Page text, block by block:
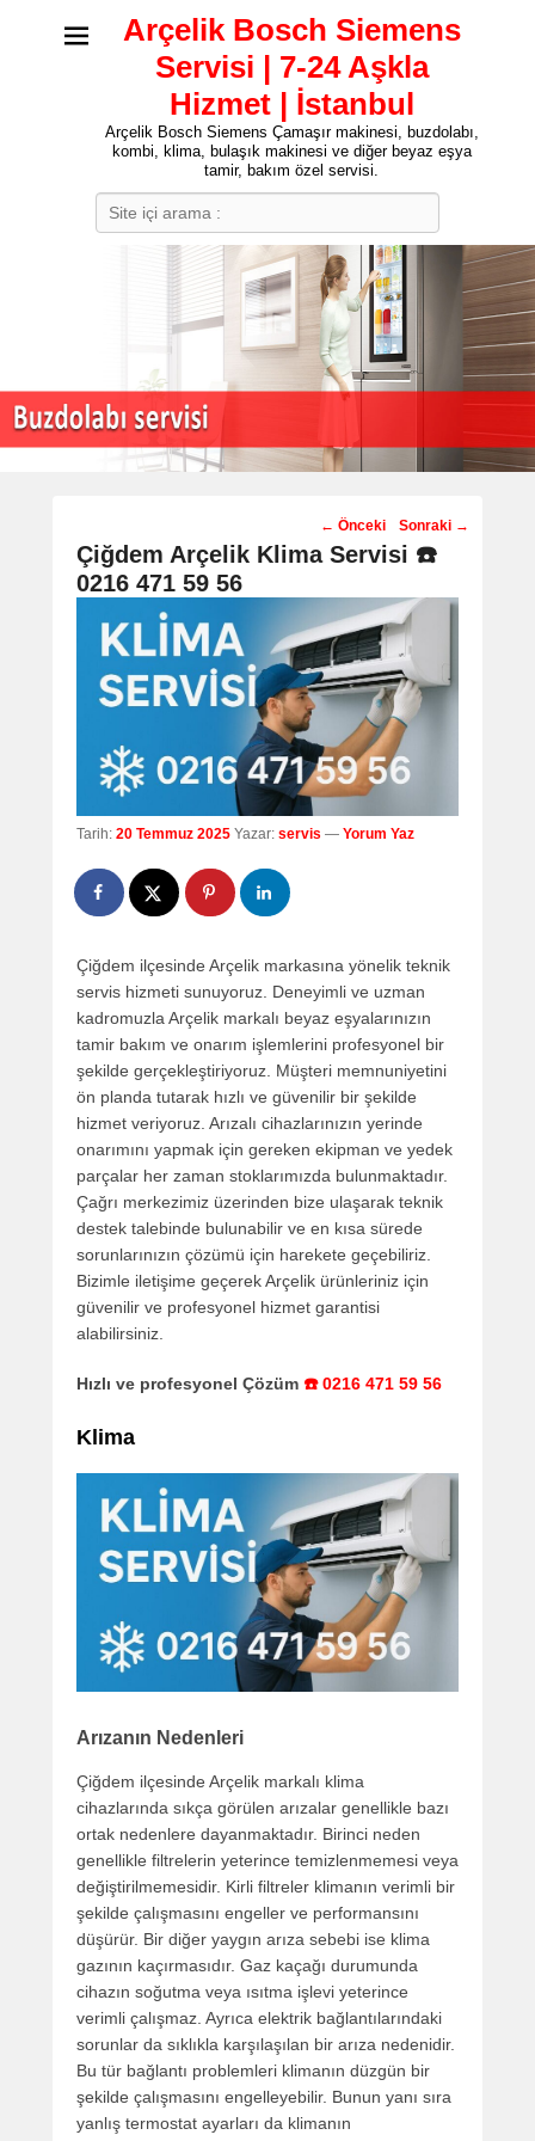
Arçelik Bosch Siemens
Servisi | 7-24 Aşkla
Hizmet | İstanbul
Arçelik Bosch Siemens Çamaşır makinesi, buzdolabı,
kombi, klima, bulaşık makinesi ve diğer beyaz eşya
tamir, bakım özel servisi.
Post
navigation
← Önceki Sonraki →
Çiğdem Arçelik Klima Servisi ☎️
0216 471 59 56
Tarih: 20 Temmuz 2025 Yazar: servis — Yorum Yaz
Çiğdem ilçesinde Arçelik markasına yönelik teknik
servis hizmeti sunuyoruz. Deneyimli ve uzman
kadromuzla Arçelik markalı beyaz eşyalarınızın
tamir bakım ve onarım işlemlerini profesyonel bir
şekilde gerçekleştiriyoruz. Müşteri memnuniyetini
ön planda tutarak hızlı ve güvenilir bir şekilde
hizmet veriyoruz. Arızalı cihazlarınızın yerinde
onarımını yapmak için gereken ekipman ve yedek
parçalar her zaman stoklarımızda bulunmaktadır.
Çağrı merkezimiz üzerinden bize ulaşarak teknik
destek talebinde bulunabilir ve en kısa sürede
sorunlarınızın çözümü için harekete geçebiliriz.
Bizimle iletişime geçerek Arçelik ürünleriniz için
güvenilir ve profesyonel hizmet garantisi
alabilirsiniz.
Hızlı ve profesyonel Çözüm ☎️ 0216 471 59 56
Klima
Arızanın Nedenleri
Çiğdem ilçesinde Arçelik markalı klima
cihazlarında sıkça görülen arızalar genellikle bazı
ortak nedenlere dayanmaktadır. Birinci neden
genellikle filtrelerin yeterince temizlenmemesi veya
değiştirilmemesidir. Kirli filtreler klimanın verimli bir
şekilde çalışmasını engeller ve performansını
düşürür. Bir diğer yaygın arıza sebebi ise klima
gazının kaçırmasıdır. Gaz kaçağı durumunda
cihazın soğutma veya ısıtma işlevi yeterince
verimli çalışmaz. Ayrıca elektrik bağlantılarındaki
sorunlar da sıklıkla karşılaşılan bir arıza nedenidir.
Bu tür bağlantı problemleri klimanın düzgün bir
şekilde çalışmasını engelleyebilir. Bunun yanı sıra
yanlış termostat ayarları da klimanın